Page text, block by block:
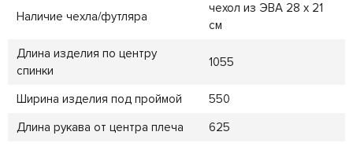
Наличие чехла/футляра
чехол из ЭВА 28 х 21
см
Длина изделия по центру
спинки
1055
Ширина изделия под проймой
550
Длина рукава от центра плеча
625